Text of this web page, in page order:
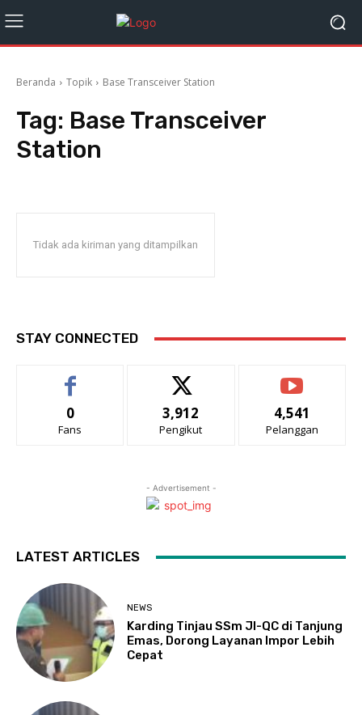
Beranda Topik Base Transceiver Station
Tag: Base Transceiver
Station
Tidak ada kiriman yang ditampilkan
STAY CONNECTED
0
Fans
3,912
Pengikut
4,541
Pelanggan
- Advertisement -
LATEST ARTICLES
NEWS
Karding Tinjau SSm JI-QC di Tanjung
Emas, Dorong Layanan Impor Lebih
Cepat